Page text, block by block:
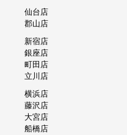
仙台店
郡山店
新宿店
銀座店
町田店
立川店
横浜店
藤沢店
大宮店
船橋店